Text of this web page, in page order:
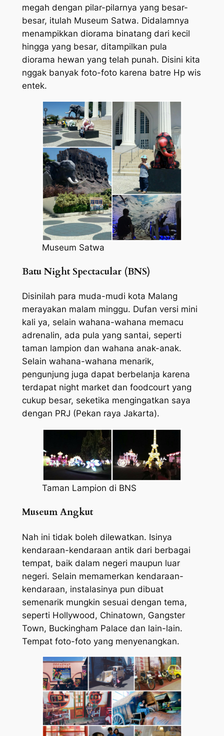
megah dengan pilar-pilarnya yang besar-
besar, itulah Museum Satwa. Didalamnya
menampikkan diorama binatang dari kecil
hingga yang besar, ditampilkan pula
diorama hewan yang telah punah. Disini kita
nggak banyak foto-foto karena batre Hp wis
entek.
Museum Satwa
Batu Night Spectacular (BNS)
Disinilah para muda-mudi kota Malang
merayakan malam minggu. Dufan versi mini
kali ya, selain wahana-wahana memacu
adrenalin, ada pula yang santai, seperti
taman lampion dan wahana anak-anak.
Selain wahana-wahana menarik,
pengunjung juga dapat berbelanja karena
terdapat night market dan foodcourt yang
cukup besar, seketika mengingatkan saya
dengan PRJ (Pekan raya Jakarta).
Taman Lampion di BNS
Museum Angkut
Nah ini tidak boleh dilewatkan. Isinya
kendaraan-kendaraan antik dari berbagai
tempat, baik dalam negeri maupun luar
negeri. Selain memamerkan kendaraan-
kendaraan, instalasinya pun dibuat
semenarik mungkin sesuai dengan tema,
seperti Hollywood, Chinatown, Gangster
Town, Buckingham Palace dan lain-lain.
Tempat foto-foto yang menyenangkan.